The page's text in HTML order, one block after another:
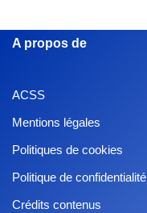
A propos de
ACSS
Mentions légales
Politiques de cookies
Politique de confidentialité
Crédits contenus